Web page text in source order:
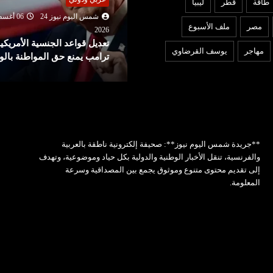
طاقة قطر ليبيا
مصر ملف الأسبوع
مهاجر يوسف القرضاوي
شمس اليوم نيوز 24
07 أغسطس
سعودية تركية باكستانية في
جدة الجمعة
شمس اليوم نيوز 24
06
2026
تعديل قواعد الجنسية
ترامب يمنع حق المواطنة
**جريدة شمس اليوم نيوز**: صحيفة إلكترونية ناطقة بالعربية
والفرنسية، تنقل الأخبار الوطنية والدولية بكل حياد وموضوعية، وتهدف
إلى تقديم محتوى متنوع وموثوق يجمع بين المصداقية وسرعة
المعلومة.